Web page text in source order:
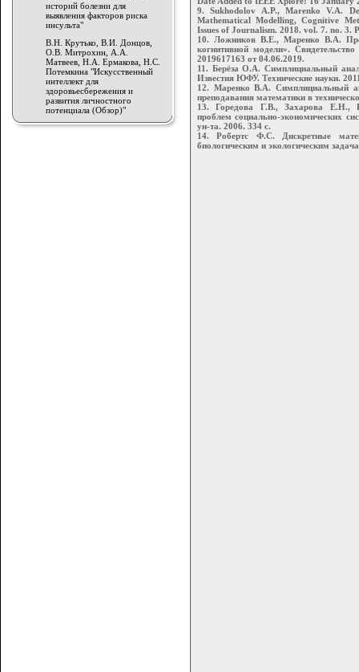
историй болезни для
выявления факторов риска
инсульта"
В.Н. Крутько, В.И. Донцов,
О.В. Митрохин, А.А.
Матвеев, Н.А. Ермакова, Н.С.
Потемкина "Искусственный
интеллект для
здоровьесбережения и
развития личностного
потенциала (Обзор)"
9. Sukhodolov A.P., Marenko V.A.
Mathematical Modelling, Cognitive
Issues of Journalism. 2018. vol. 7. no. 3.
10. Ложников В.Е., Маренко В.А.
когнитивной модели».
2019617163 от 04.06.2019.
11. Берёза О.А. Симплициальный
Известия ЮФУ. Технические науки.
12. Маренко В.А. Симплициальный
преподавания математики в
13. Горедова Г.В., Захарова Е.Н.,
проблем социально-экономических
ун-та. 2006. 334 с.
14. Робертс Ф.С. Дискретные
биологическим и экологическим